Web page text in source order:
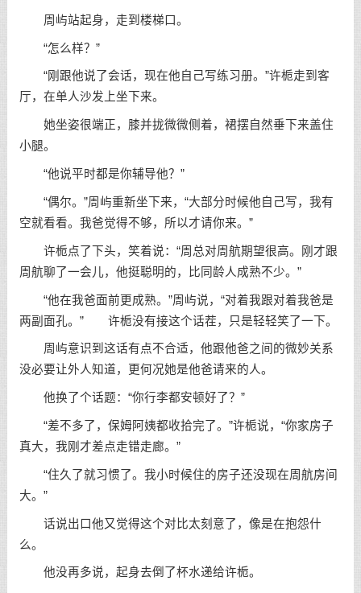
周屿站起身，走到楼梯口。
“怎么样？”
“刚跟他说了会话，现在他自己写练习册。”许栀走到客
厅，在单人沙发上坐下来。
她坐姿很端正，膝并拢微微侧着，裙摆自然垂下来盖住
小腿。
“他说平时都是你辅导他？”
“偶尔。”周屿重新坐下来，“大部分时候他自己写，我有
空就看看。我爸觉得不够，所以才请你来。”
许栀点了下头，笑着说：“周总对周航期望很高。刚才跟
周航聊了一会儿，他挺聪明的，比同龄人成熟不少。”
“他在我爸面前更成熟。”周屿说，“对着我跟对着我爸是
两副面孔。” 许栀没有接这个话茬，只是轻轻笑了一下。
周屿意识到这话有点不合适，他跟他爸之间的微妙关系
没必要让外人知道，更何况她是他爸请来的人。
他换了个话题：“你行李都安顿好了？”
“差不多了，保姆阿姨都收拾完了。”许栀说，“你家房子
真大，我刚才差点走错走廊。”
“住久了就习惯了。我小时候住的房子还没现在周航房间
大。”
话说出口他又觉得这个对比太刻意了，像是在抱怨什
么。
他没再多说，起身去倒了杯水递给许栀。